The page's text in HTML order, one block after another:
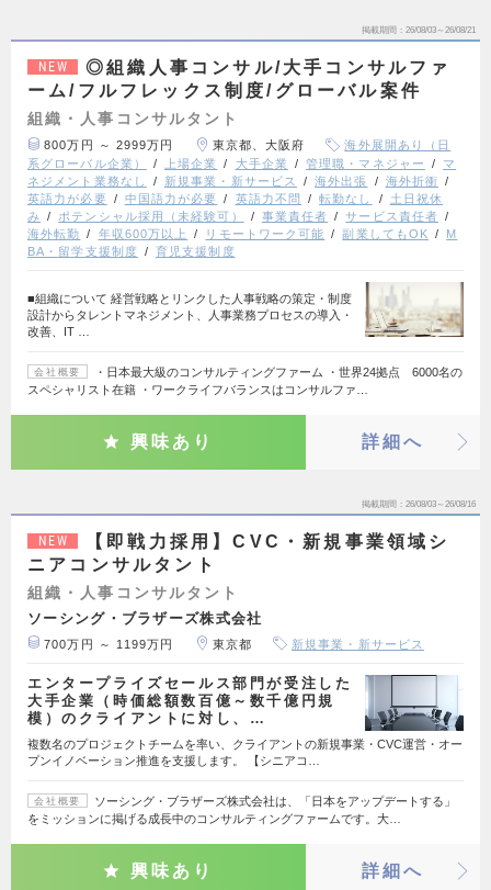
掲載期間 26/08/03～26/08/21
NEW
◎組織人事コンサル/大手コンサルファ
ーム/フルフレックス制度/グローバル案件
組織・人事コンサルタント
800万円 ～ 2999万円 東京都、大阪府
海外展開あり（日
系グローバル企業）
上場企業 大手企業 管理職・マネジャー
マ
ネジメント業務なし
新規事業・新サービス 海外出張
海外折衝
英語力が必要
中国語力が必要 英語力不問 転勤なし
土日祝休
み
ポテンシャル採用（未経験可） 事業責任者
サービス責任者
海外転勤
年収600万以上 リモートワーク可能 副業してもOK
M
BA・留学支援制度
育児支援制度
■組織について 経営戦略とリンクした人事戦略の策定・制度
設計からタレントマネジメント、人事業務プロセスの導入・
改善、IT …
会社概要
・日本最大級のコンサルティングファーム ・世界24拠点 6000名の
スペシャリスト在籍 ・ワークライフバランスはコンサルファ…
興味あり 詳細へ
掲載期間 26/08/03～26/08/16
NEW
【即戦力採用】CVC・新規事業領域シ
ニアコンサルタント
組織・人事コンサルタント
ソーシング・ブラザーズ株式会社
700万円 ～ 1199万円 東京都 新規事業・新サービス
エンタープライズセールス部門が受注した
大手企業（時価総額数百億～数千億円規
模）のクライアントに対し、…
複数名のプロジェクトチームを率い、クライアントの新規事業・CVC運営・オー
プンイノベーション推進を支援します。 【シニアコ…
会社概要
ソーシング・ブラザーズ株式会社は、「日本をアップデートする」
をミッションに掲げる成長中のコンサルティングファームです。大…
興味あり 詳細へ